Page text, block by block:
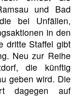
und Bad
bei Unfällen,
in den
dritte Staffel gibt
Neu zur Reihe
die künftig
geben wird. Die
dagegen auf